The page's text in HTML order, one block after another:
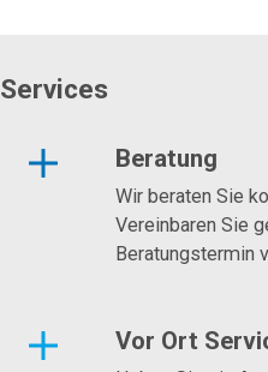
Services
Beratung
Wir beraten Sie
Vereinbaren Sie
Beratungstermin
Vor Ort